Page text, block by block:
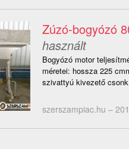
Zúzó-bogyózó
használt
Bogyózó motor
méretei: hossza 225
szivattyú kivezető
szerszampiac.hu –